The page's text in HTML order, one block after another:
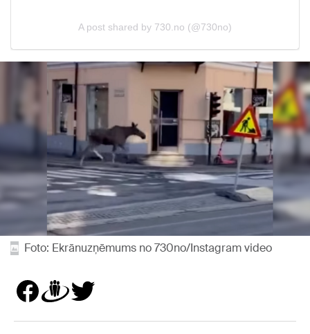
Foto: Ekrānuzņēmums no 730no/Instagram video